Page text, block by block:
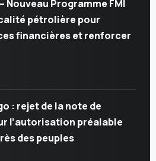
Nouveau Programme FMI
pétrolière pour
financières et renforcer
: rejet de la note de
l’autorisation préalable
des peuples